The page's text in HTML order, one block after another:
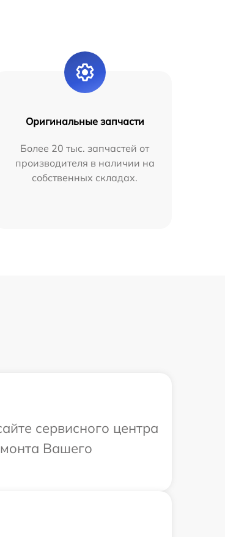
Оригинальные запчасти
Более 20 тыс. запчастей от
производителя в наличии на
собственных складах.
сервисного центра
Вашего